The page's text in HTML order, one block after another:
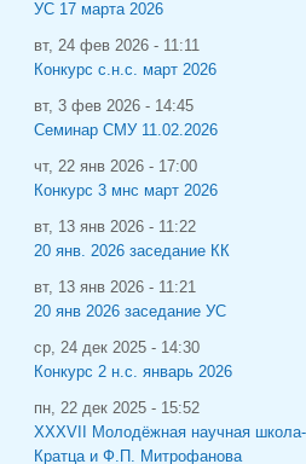
УС 17 марта 2026
вт, 24 фев 2026 - 11:11
Конкурс с.н.с. март 2026
вт, 3 фев 2026 - 14:45
Семинар СМУ 11.02.2026
чт, 22 янв 2026 - 17:00
Конкурс 3 мнс март 2026
вт, 13 янв 2026 - 11:22
20 янв. 2026 заседание КК
вт, 13 янв 2026 - 11:21
20 янв 2026 заседание УС
ср, 24 дек 2025 - 14:30
Конкурс 2 н.с. январь 2026
пн, 22 дек 2025 - 15:52
XXXVII Молодёжная научная
Кратца и Ф.П. Митрофанова